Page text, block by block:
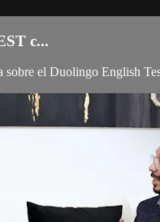
c...
el Duolingo English